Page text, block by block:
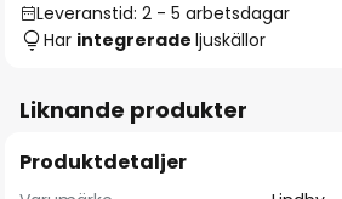
Leveranstid: 2 - 5 arbetsdagar
Har integrerade ljuskällor
Liknande produkter
Produktdetaljer